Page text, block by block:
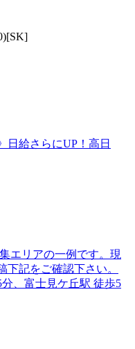
日給さらにUP！高日
エリアの一例です。現
記をご確認下さい。
、富士見ケ丘駅 徒歩5